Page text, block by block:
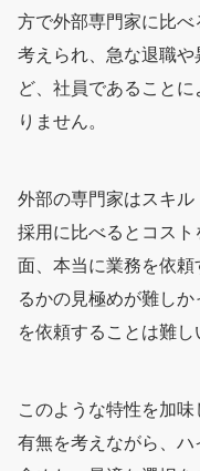
方で外部専門家に比
考えられ、急な退職
ど、社員であること
りません。
外部の専門家はスキ
採用に比べるとコス
面、本当に業務を依
るかの見極めが難し
を依頼することは難し
このような特性を加
有無を考えながら、